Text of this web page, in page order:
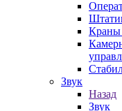
Краны
Звук
Назад
Звук